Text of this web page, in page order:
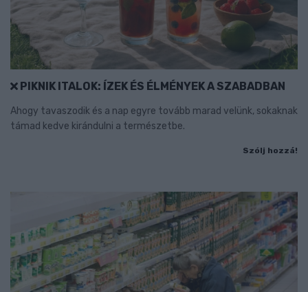
PIKNIK ITALOK: ÍZEK ÉS ÉLMÉNYEK A SZABADBAN
Ahogy tavaszodik és a nap egyre tovább marad velünk, sokaknak
támad kedve kirándulni a természetbe.
Szólj hozzá!